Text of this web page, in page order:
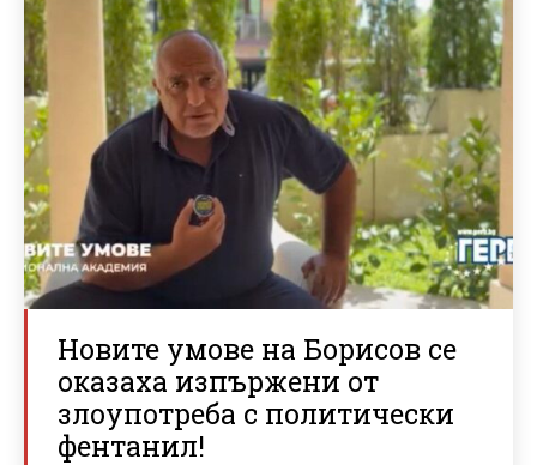
Новите умове на Борисов се
оказаха изпържени от
злоупотреба с политически
фентанил!